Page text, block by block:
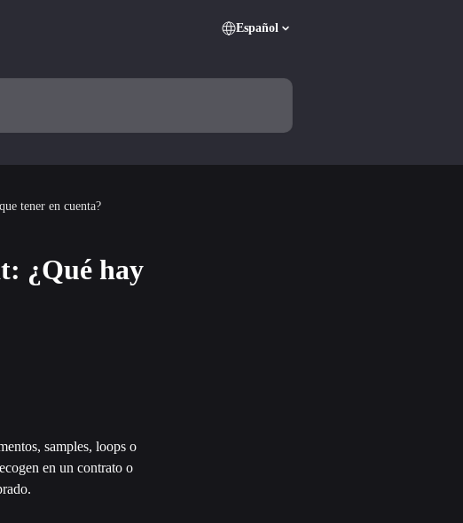
Español
tener en cuenta?
¿Qué hay
samples, loops o
en un contrato o